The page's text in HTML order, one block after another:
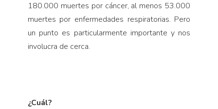
180.000 muertes por cáncer, al menos 53.000
muertes por enfermedades respiratorias. Pero
un punto es particularmente importante y nos
involucra de cerca.
¿Cuál?